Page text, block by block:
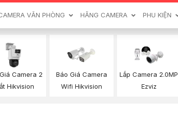
VĂN PHÒNG HÃNG CAMERA PHU KIỆN
Camera 2
Hikvision
Báo Giá Camera
Wifi Hikvision
Lắp Camera 2.0MP
Ezviz